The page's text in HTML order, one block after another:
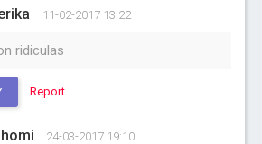
11-02-2017 13:22
ridiculas
Report
24-03-2017 19:10